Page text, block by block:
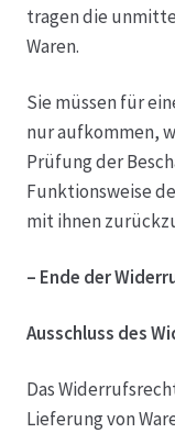
tragen die
Waren.
Sie müssen für
nur aufkommen,
Prüfung der
Funktionsweise
mit ihnen
– Ende der
Ausschluss des
Das
Lieferung von